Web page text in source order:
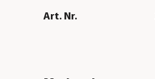
Art. Nr.